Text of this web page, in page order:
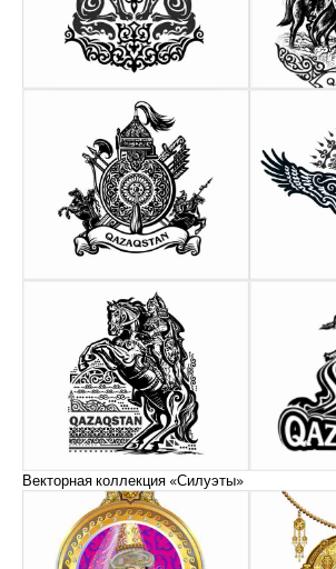
Векторная коллекция «Силуэты»